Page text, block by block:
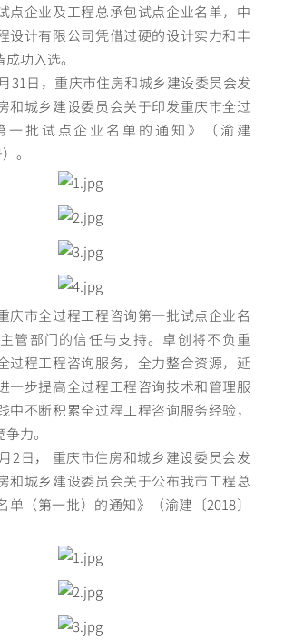
点企业及工程总承包试点企业名单，中
设计有限公司凭借过硬的设计实力和丰
功入选。
日，重庆市住房和城乡建设委员会发
和城乡建设委员会关于印发重庆市全过
一批试点企业名单的通知》（渝建
。
市全过程工程咨询第一批试点企业名
管部门的信任与支持。卓创将不负重
过程工程咨询服务，全力整合资源，延
一步提高全过程工程咨询技术和管理服
中不断积累全过程工程咨询服务经验，
力。
日， 重庆市住房和城乡建设委员会发
和城乡建设委员会关于公布我市工程总
单（第一批）的通知》（渝建〔2018〕